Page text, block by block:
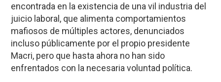
encontrada en la existencia de una vil industria del
juicio laboral, que alimenta comportamientos
mafiosos de múltiples actores, denunciados
incluso públicamente por el propio presidente
Macri, pero que hasta ahora no han sido
enfrentados con la necesaria voluntad política.